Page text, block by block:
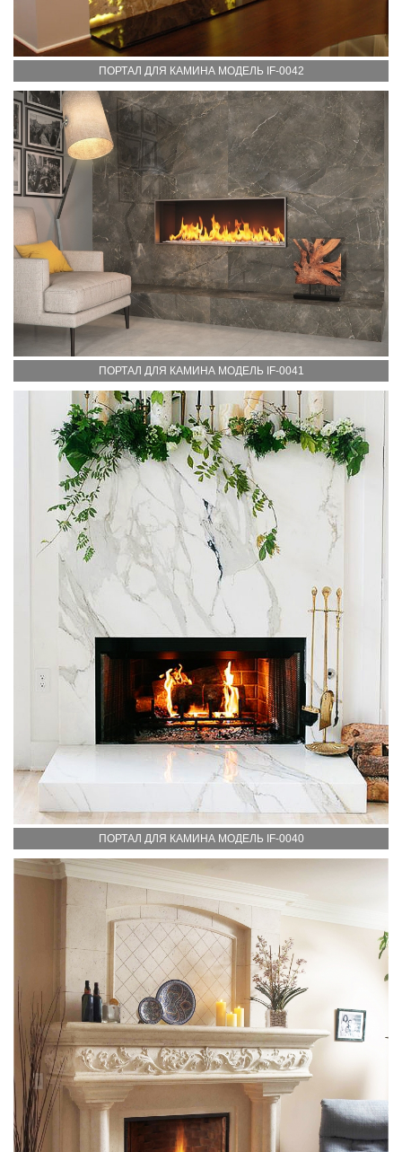
ПОРТАЛ ДЛЯ КАМИНА МОДЕЛЬ IF-0042
ПОРТАЛ ДЛЯ КАМИНА МОДЕЛЬ IF-0041
ПОРТАЛ ДЛЯ КАМИНА МОДЕЛЬ IF-0040